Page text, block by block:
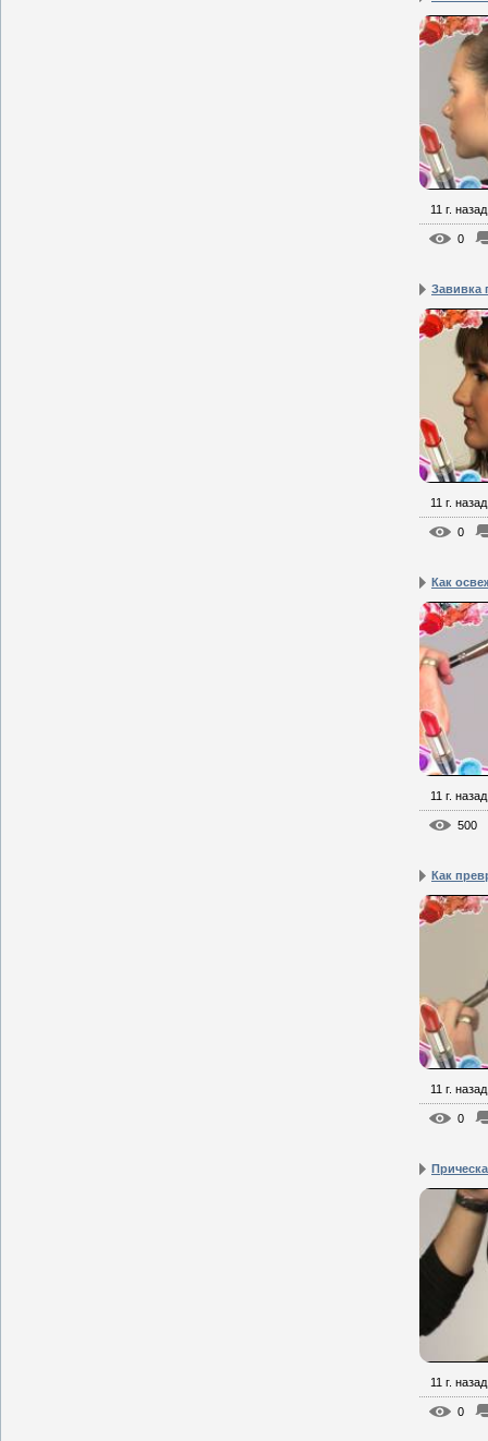
11 г. назад
0
Завивка
11 г. назад
0
Как
11 г. назад
500
Как
11 г. назад
0
11 г. назад
0